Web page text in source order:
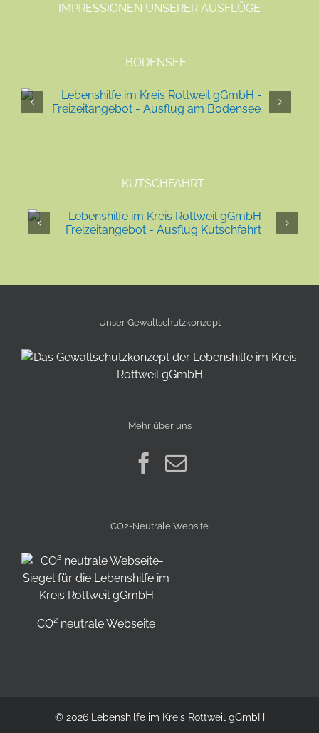
IMPRESSIONEN UNSERER AUSFLÜGE
BODENSEE
KUTSCHFAHRT
Unser Gewalt­schutz­konzept
Mehr über uns
CO2-Neutrale Website
CO² neutrale Webseite
© 2026 Lebenshilfe im Kreis Rottweil gGmbH